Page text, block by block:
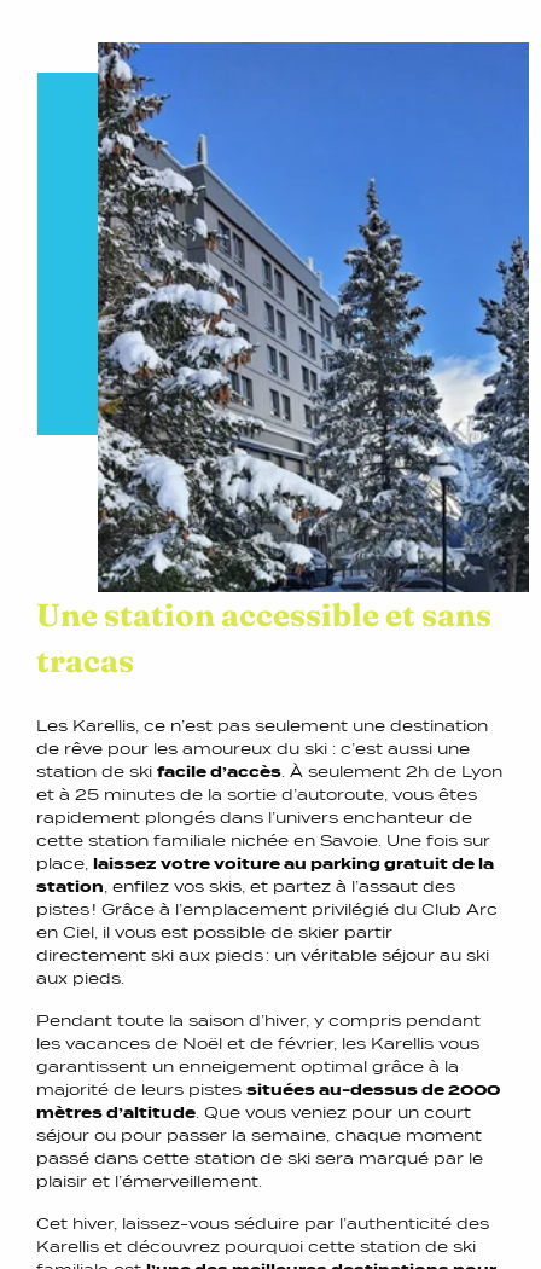
Une station accessible et sans
tracas
Les Karellis, ce n’est pas seulement une destination
de rêve pour les amoureux du ski : c’est aussi une
station de ski facile d’accès. À seulement 2h de Lyon
et à 25 minutes de la sortie d’autoroute, vous êtes
rapidement plongés dans l’univers enchanteur de
cette station familiale nichée en Savoie. Une fois sur
place, laissez votre voiture au parking gratuit de la
station, enfilez vos skis, et partez à l’assaut des
pistes ! Grâce à l’emplacement privilégié du Club Arc
en Ciel, il vous est possible de skier partir
directement ski aux pieds : un véritable séjour au ski
aux pieds.
Pendant toute la saison d’hiver, y compris pendant
les vacances de Noël et de février, les Karellis vous
garantissent un enneigement optimal grâce à la
majorité de leurs pistes situées au-dessus de 2000
mètres d’altitude. Que vous veniez pour un court
séjour ou pour passer la semaine, chaque moment
passé dans cette station de ski sera marqué par le
plaisir et l’émerveillement.
Cet hiver, laissez-vous séduire par l’authenticité des
Karellis et découvrez pourquoi cette station de ski